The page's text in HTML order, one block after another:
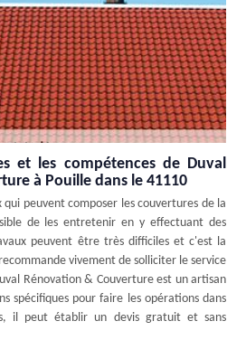
et les compétences de Duval
à Pouille dans le 41110
qui peuvent composer les couvertures de la
de les entretenir en y effectuant des
peuvent être très difficiles et c'est la
vivement de solliciter le service
Rénovation & Couverture est un artisan
spécifiques pour faire les opérations dans
il peut établir un devis gratuit et sans